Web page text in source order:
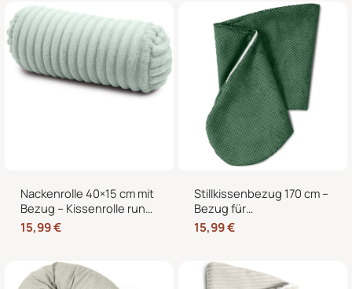
abnehmbarem Bezug
Kissenrollen
Nackenrolle 40×15 cm mit
Bezug – Kissenrolle rund,
weich, Dekokissen Rolle
für Bett & Sofa
15,99€
Stillkissenbezug 170 cm –
Bezug für
Seitenschläferkissen und
Schwangerschaftskissen
15,99€